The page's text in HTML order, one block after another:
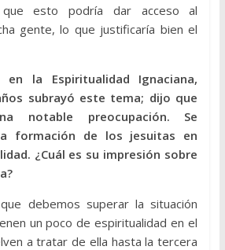
esto podría dar acceso al
gente, lo que justificaría bien el
en la Espiritualidad Ignaciana,
subrayó este tema; dijo que
notable preocupación. Se
formación de los jesuitas en
¿Cuál es su impresión sobre
debemos superar la situación
un poco de espiritualidad en el
a tratar de ella hasta la tercera